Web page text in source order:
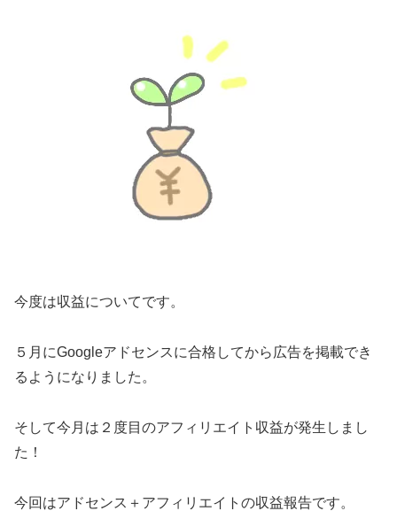
今度は収益についてです。
５月にGoogleアドセンスに合格してから広告を掲載でき
るようになりました。
そして今月は２度目のアフィリエイト収益が発生しまし
た！
今回はアドセンス＋アフィリエイトの収益報告です。